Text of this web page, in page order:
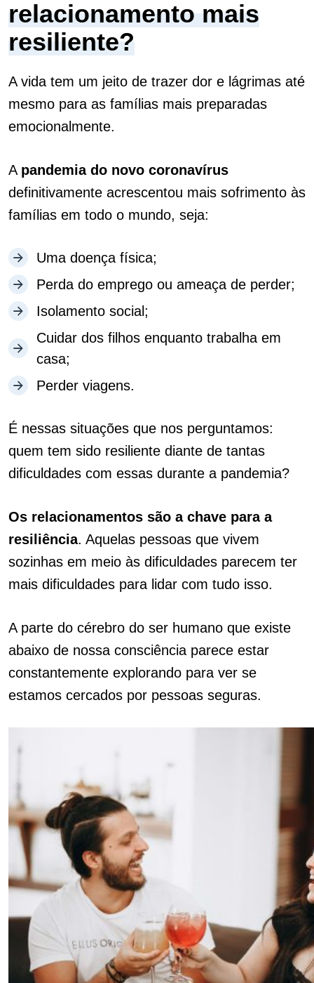
relacionamento mais
resiliente?
A vida tem um jeito de trazer dor e lágrimas até
mesmo para as famílias mais preparadas
emocionalmente.
A pandemia do novo coronavírus
definitivamente acrescentou mais sofrimento às
famílias em todo o mundo, seja:
Uma doença física;
Perda do emprego ou ameaça de perder;
Isolamento social;
Cuidar dos filhos enquanto trabalha em
casa;
Perder viagens.
É nessas situações que nos perguntamos:
quem tem sido resiliente diante de tantas
dificuldades com essas durante a pandemia?
Os relacionamentos são a chave para a
resiliência. Aquelas pessoas que vivem
sozinhas em meio às dificuldades parecem ter
mais dificuldades para lidar com tudo isso.
A parte do cérebro do ser humano que existe
abaixo de nossa consciência parece estar
constantemente explorando para ver se
estamos cercados por pessoas seguras.